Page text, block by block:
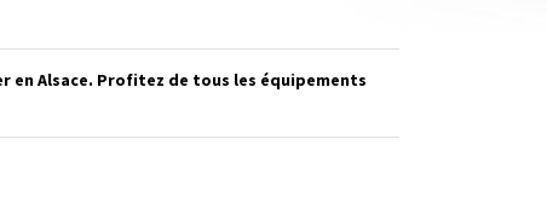
en Alsace. Profitez de tous les équipements